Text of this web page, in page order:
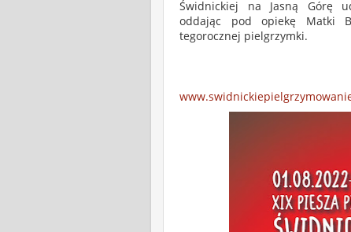
Świdnickiej na Jasną Górę
oddając pod opiekę Matki
tegorocznej pielgrzymki.